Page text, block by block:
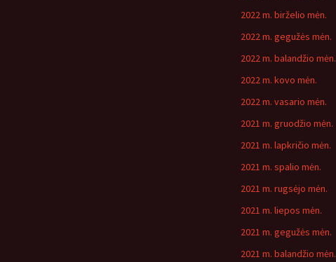
2022 m. birželio mėn.
2022 m. gegužės mėn.
2022 m. balandžio mėn.
2022 m. kovo mėn.
2022 m. vasario mėn.
2021 m. gruodžio mėn.
2021 m. lapkričio mėn.
2021 m. spalio mėn.
2021 m. rugsėjo mėn.
2021 m. liepos mėn.
2021 m. gegužės mėn.
2021 m. balandžio mėn.